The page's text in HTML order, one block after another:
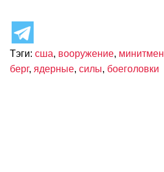
Тэги: сша, вооружение, минитмен
берг, ядерные, силы, боеголовки